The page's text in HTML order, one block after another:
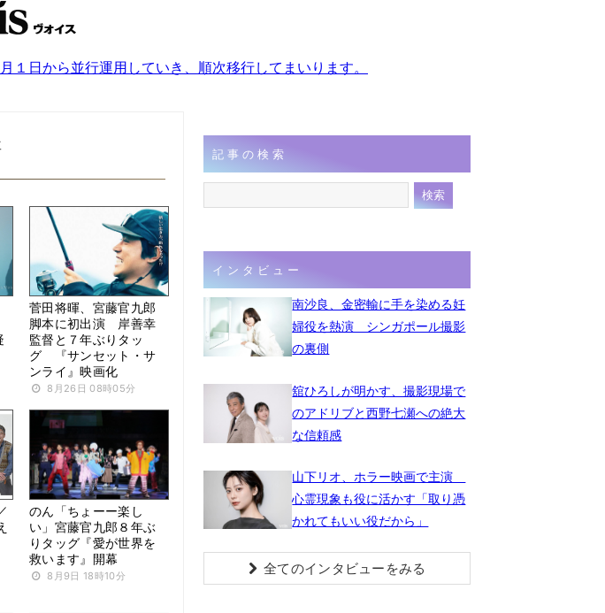
日から並行運用していき、順次移行してまいります。
菅田将暉、宮藤官九郎
脚本に初出演 岸善幸
監督と７年ぶりタッ
グ 『サンセット・サ
ンライ』映画化
8月26日 08時05分
のん「ちょーー楽し
い」宮藤官九郎８年ぶ
りタッグ『愛が世界を
救います』開幕
8月9日 18時10分
記事の検索
インタビュー
南沙良、金密輸に手を染める妊
婦役を熱演 シンガポール撮影
の裏側
舘ひろしが明かす、撮影現場で
のアドリブと西野七瀬への絶大
な信頼感
山下リオ、ホラー映画で主演
心霊現象も役に活かす「取り憑
かれてもいい役だから」
全てのインタビューをみる